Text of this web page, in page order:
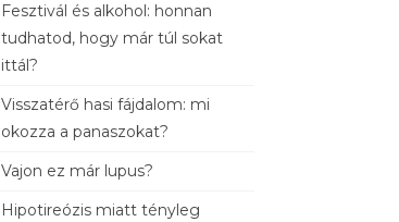
Fesztivál és alkohol: honnan
tudhatod, hogy már túl sokat
ittál?
Visszatérő hasi fájdalom: mi
okozza a panaszokat?
Vajon ez már lupus?
Hipotireózis miatt tényleg